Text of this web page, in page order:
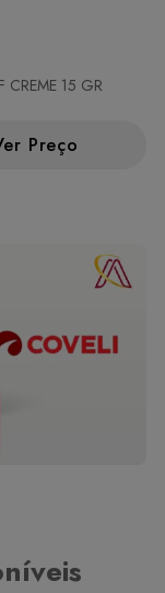
CREME 15 GR
Preço